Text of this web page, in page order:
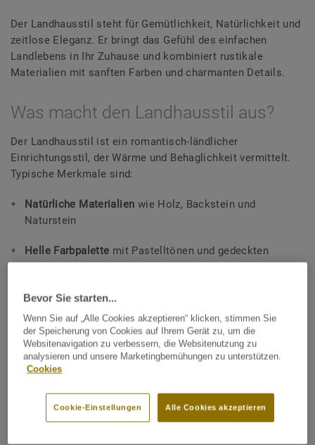
Der Landhausstil steht für Gemütlichkeit, Natürlichkeit und
zeitlose Eleganz. Er bringt das Gefühl des einfachen
Landlebens in Ihr Zuhause und kombiniert rustikale
Materialien mit sanften Farben und charmanten Details.
Was macht den Landhausstil aus?
Der Landhausstil ist ein romantisch-ländlicher
Einrichtungsstil, der Wärme und Behaglichkeit vermittelt.
Typische Merkmale sind:
Natürliche Materialien wie Holz, Backstein und
Naturstein
Helle Farbpalette mit Pastelltönen und gedeckten
Farben
Vintage-Möbel und Second-Hand-Accessoires
Charakter und Individualität schaffen
Freiliegende Balken, Holzverkleidungen und Holzböden sind
klassische Elemente, die den Landhausstil perfekt
unterstreichen. Unsere Bodenbeläge in Holz und Holzoptik
bieten zahlreiche Möglichkeiten für authentische
Landhaus-Atmosphäre.
Bevor Sie starten...
Wenn Sie auf „Alle Cookies akzeptieren“ klicken, stimmen Sie
der Speicherung von Cookies auf Ihrem Gerät zu, um die
Websitenavigation zu verbessern, die Websitenutzung zu
analysieren und unsere Marketingbemühungen zu unterstützen.
Cookies
Alle Cookies akzeptieren
Cookie-Einstellungen